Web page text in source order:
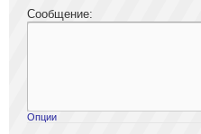
Сообщение:
Опции